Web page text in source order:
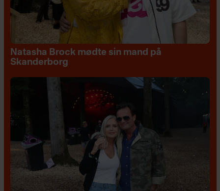
Natasha Brock mødte sin mand på
Skanderborg